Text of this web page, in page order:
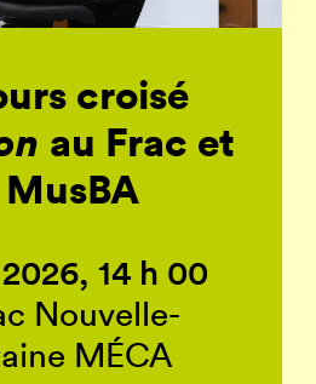
croisé
au Frac et
14 h 00
Nouvelle-
MÉCA